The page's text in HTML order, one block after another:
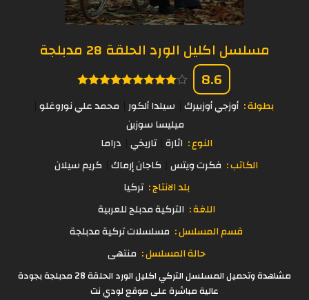
مسلسل اكليل الورد الحلقة 28 مدبلجة
8.6
بطولة : أوزجي أوزبيرك سيلدا ألكور محمد علي نوروغلو
ميليسا سوزين
النوع : اثارة تاريخي دراما
الكاتب : فكرت ويتس كاجان إرماك كريم سيلان
بلد الانتاج : تركيا
اللغة : التركية مدبلج للعربية
قسم المسلسل : مسلسلات تركية مدبلجة
حالة المسلسل : منتهى
مشاهدة وتحميل المسلسل التركي اكليل الورد الحلقة 28 مدبلجة بجودة
عالية مباشرة على موقع لودي نت